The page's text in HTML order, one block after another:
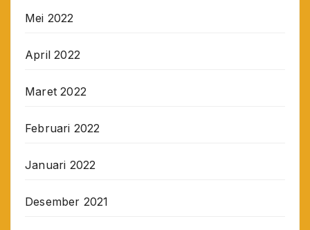
Mei 2022
April 2022
Maret 2022
Februari 2022
Januari 2022
Desember 2021